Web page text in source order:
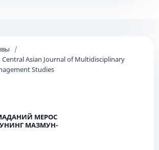
/
Asian Journal of Multidisciplinary
Studies
МЕРОС
МАЗМУН-